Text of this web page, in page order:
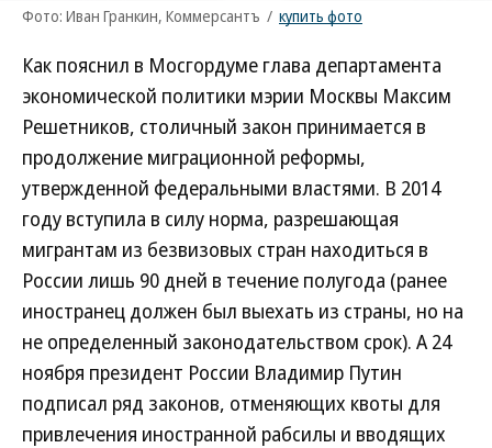
Фото: Иван Гранкин, Коммерсантъ / купить фото
Как пояснил в Мосгордуме глава департамента
экономической политики мэрии Москвы Максим
Решетников, столичный закон принимается в
продолжение миграционной реформы,
утвержденной федеральными властями. В 2014
году вступила в силу норма, разрешающая
мигрантам из безвизовых стран находиться в
России лишь 90 дней в течение полугода (ранее
иностранец должен был выехать из страны, но на
не определенный законодательством срок). А 24
ноября президент России Владимир Путин
подписал ряд законов, отменяющих квоты для
привлечения иностранной рабсилы и вводящих